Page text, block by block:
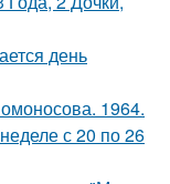
день
1964.
с 20 по 26